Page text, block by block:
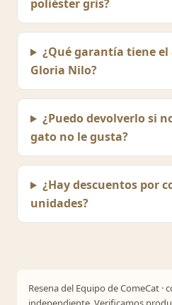
poliéster gris?
¿Qué garantía tiene
Gloria Nilo?
¿Puedo devolverlo si
gato no le gusta?
¿Hay descuentos por
unidades?
Resena del Equipo de ComeCat